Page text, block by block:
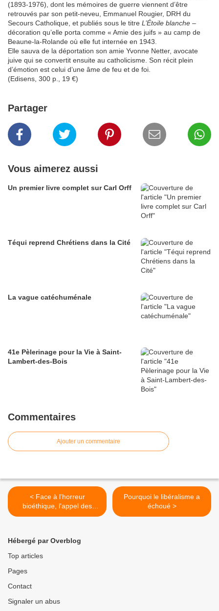
(1893-1976), dont les mémoires de guerre viennent d’être
retrouvés par son petit-neveu, Emmanuel Rougier, DRH du
Secours Catholique, et publiés sous le titre L’Étoile blanche –
décoration qu’elle porta comme « Amie des juifs » au camp de
Beaune-la-Rolande où elle fut internée en 1943.
Elle sauva de la déportation son amie Yvonne Netter, avocate
juive qui se convertit ensuite au catholicisme. Son récit plein
d’émotion est celui d’une âme de feu et de foi.
(Edisens, 300 p., 19 €)
Partager
Vous aimerez aussi
Un premier livre complet sur Carl Orff
Téqui reprend Chrétiens dans la Cité
La vague catéchuménale
41e Pèlerinage pour la Vie à Saint-
Lambert-des-Bois
Commentaires
Ajouter un commentaire
< Face à l'horreur
bioéthique, l'appel des
évêques au jeûne et à la
Pourquoi le libéralisme a
échoué >
Hébergé par Overblog
Top articles
Pages
Contact
Signaler un abus